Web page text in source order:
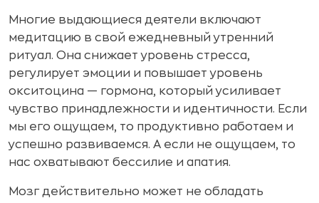
Многие выдающиеся деятели включают
медитацию в свой ежедневный утренний
ритуал. Она снижает уровень стресса,
регулирует эмоции и повышает уровень
окситоцина — гормона, который усиливает
чувство принадлежности и идентичности. Если
мы его ощущаем, то продуктивно работаем и
успешно развиваемся. А если не ощущаем, то
нас охватывают бессилие и апатия.
Мозг действительно может не обладать